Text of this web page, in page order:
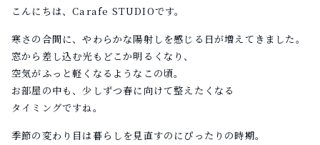
こんにちは、Carafe STUDIOです。
寒さの合間に、やわらかな陽射しを感じる日が増えてきました。
窓から差し込む光もどこか明るくなり、
空気がふっと軽くなるようなこの頃。
お部屋の中も、少しずつ春に向けて整えたくなる
タイミングですね。
季節の変わり目は暮らしを見直すのにぴったりの時期。